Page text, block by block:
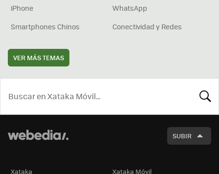
iPhone
WhatsApp
Smartphones Chinos
Conectividad y Redes
VER MÁS TEMAS
SUBIR
Xataka Xataka Móvil